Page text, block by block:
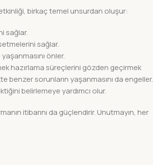
birkaç temel unsurdan oluşur:
sağlar.
sağlar.
önler.
hazırlama süreçlerini gözden geçirmek
benzer sorunların yaşanmasını da engeller.
belirlemeye yardımcı olur.
itibarını da güçlendirir. Unutmayın, her